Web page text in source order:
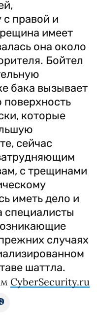
правой и
имеет
она около
Бойтел
бака вызывает
поверхность
которые
сейчас
с трещинами
иметь дело и
специалисты
случаях
шаттла.
CyberSecurity.ru